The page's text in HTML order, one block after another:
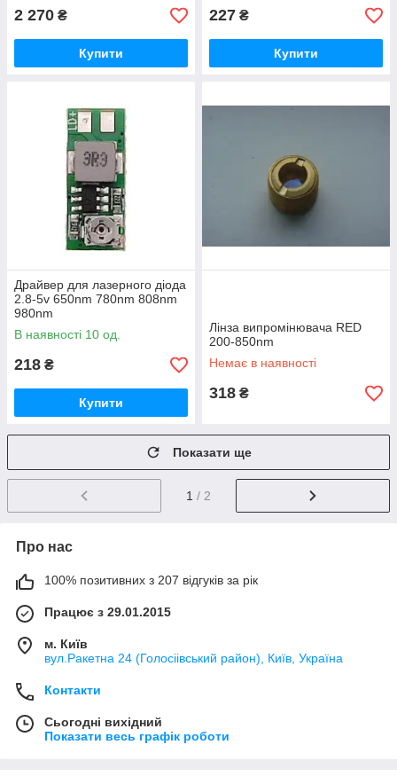
2 270 ₴
Купити
227 ₴
Купити
Драйвер для лазерного діода
2.8-5v 650nm 780nm 808nm
980nm
В наявності 10 од.
218 ₴
Купити
Лінза випромінювача RED
200-850nm
Немає в наявності
318 ₴
Показати ще
1 / 2
Про нас
100% позитивних з 207 відгуків за рік
Працює з 29.01.2015
м. Київ
вул.Ракетна 24 (Голосіівський район), Київ, Україна
Контакти
Сьогодні вихідний
Показати весь графік роботи